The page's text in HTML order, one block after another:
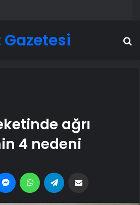
ağrı
4 nedeni
MessengerWhatsApp